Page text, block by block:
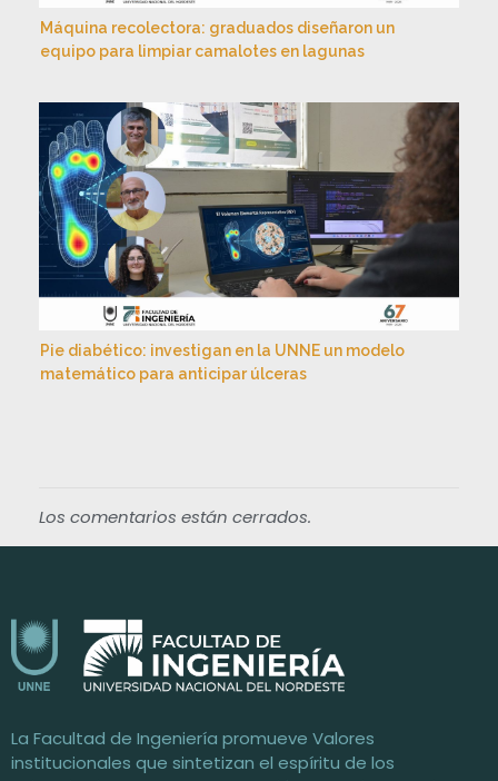
Máquina recolectora: graduados diseñaron un
equipo para limpiar camalotes en lagunas
Pie diabético: investigan en la UNNE un modelo
matemático para anticipar úlceras
Los comentarios están cerrados.
La Facultad de Ingeniería promueve Valores
institucionales que sintetizan el espíritu de los